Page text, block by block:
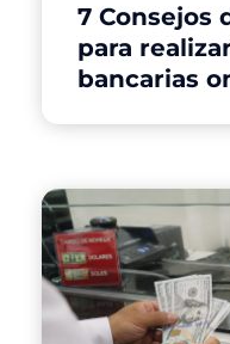
7 Consejos
para
bancarias